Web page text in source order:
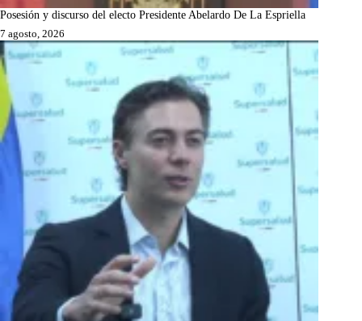
Posesión y discurso del electo Presidente Abelardo De La Espriella
7 agosto, 2026